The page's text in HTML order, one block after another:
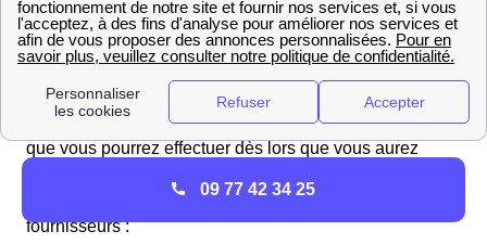
Frais et délais de l'ouverture du compteur électrique
à Romagne
Les Romagnais devront se tourner vers le
distributeur
Enedis(ex-ERDF) pour l'ouverture de leur compteur,
que vous pourrez effectuer dès lors que vous aurez
cette prestation à Romagne sont propres à tous les
fournisseurs :
09 77 42 34 25